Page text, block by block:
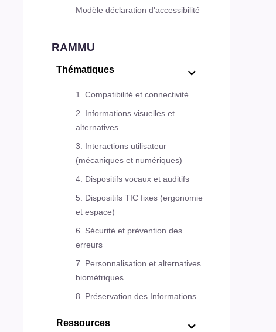
Modèle déclaration d'accessibilité
RAMMU
Thématiques
1. Compatibilité et connectivité
2. Informations visuelles et
alternatives
3. Interactions utilisateur
(mécaniques et numériques)
4. Dispositifs vocaux et auditifs
5. Dispositifs TIC fixes (ergonomie
et espace)
6. Sécurité et prévention des
erreurs
7. Personnalisation et alternatives
biométriques
8. Préservation des Informations
Ressources